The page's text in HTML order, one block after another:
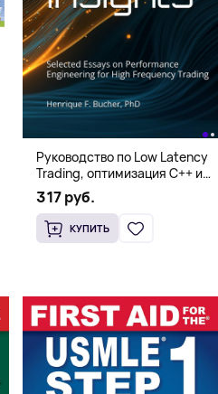
Руководство по Low Latency
Trading, оптимизация C++ и
системная архитектура для
HFT
317 руб.
КУПИТЬ